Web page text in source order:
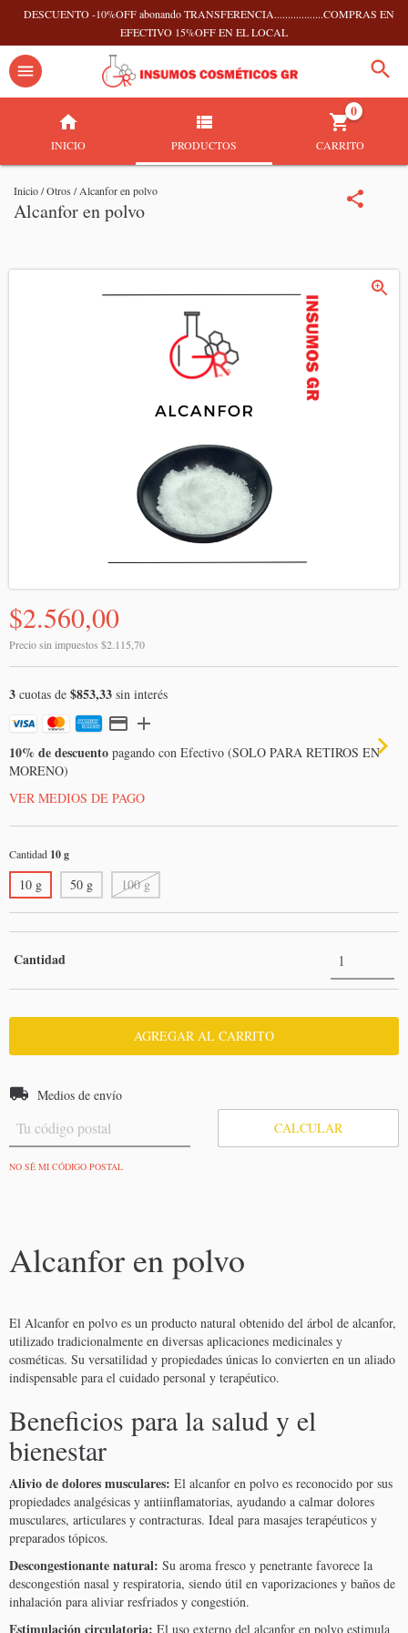
DESCUENTO -10%OFF abonando TRANSFERENCIA..................COMPRAS EN
EFECTIVO 15%OFF EN EL LOCAL
INICIO PRODUCTOS CARRITO
0
Inicio/Otros /Alcanfor en polvo
Alcanfor en polvo
$2.560,00
Precio sin impuestos $2.115,70
3 cuotas de $853,33 sin interés
10% de descuento pagando con Efectivo (SOLO PARA RETIROS EN
MORENO)
VER MEDIOS DE PAGO
Cantidad 10 g
10 g 50 g 100 g
Cantidad
Entregas para el CP:
Medios de envío
CALCULAR
NO SÉ MI CÓDIGO POSTAL
Alcanfor en polvo
El Alcanfor en polvo es un producto natural obtenido del árbol de alcanfor,
utilizado tradicionalmente en diversas aplicaciones medicinales y
cosméticas. Su versatilidad y propiedades únicas lo convierten en un aliado
indispensable para el cuidado personal y terapéutico.
Beneficios para la salud y el
bienestar
Alivio de dolores musculares: El alcanfor en polvo es reconocido por sus
propiedades analgésicas y antiinflamatorias, ayudando a calmar dolores
musculares, articulares y contracturas. Ideal para masajes terapéuticos y
preparados tópicos.
Descongestionante natural: Su aroma fresco y penetrante favorece la
descongestión nasal y respiratoria, siendo útil en vaporizaciones y baños de
inhalación para aliviar resfriados y congestión.
Estimulación circulatoria: El uso externo del alcanfor en polvo estimula